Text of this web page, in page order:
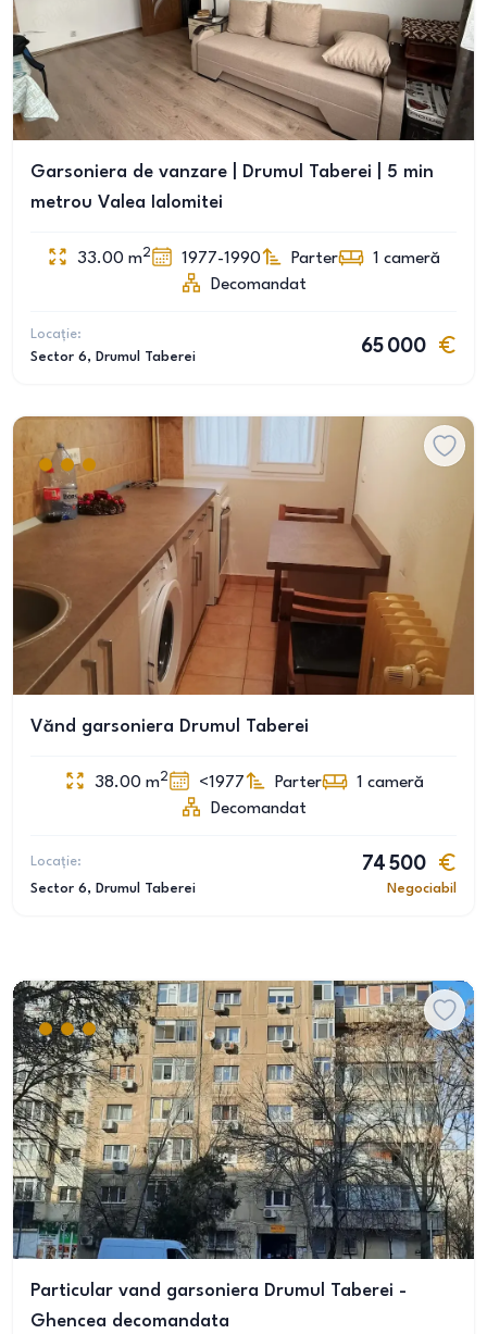
Garsoniera de vanzare | Drumul Taberei | 5 min
metrou Valea Ialomitei
33.00 m2 1977-1990 Parter 1 cameră
Decomandat
Locație:
Sector 6, Drumul Taberei
65 000
Vănd garsoniera Drumul Taberei
38.00 m2 <1977 Parter 1 cameră
Decomandat
Locație:
Sector 6, Drumul Taberei
74 500
Negociabil
Particular vand garsoniera Drumul Taberei -
Ghencea decomandata